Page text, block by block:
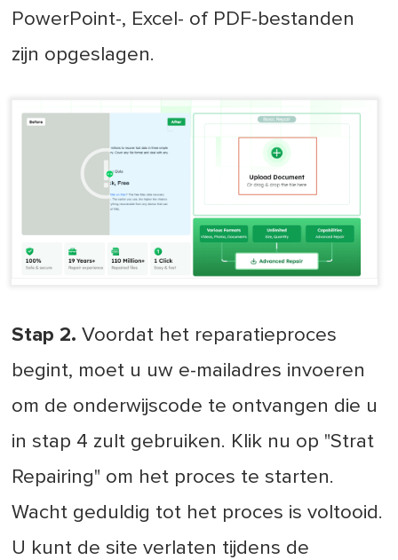
PowerPoint-, Excel- of PDF-bestanden
zijn opgeslagen.
Stap 2. Voordat het reparatieproces
begint, moet u uw e-mailadres invoeren
om de onderwijscode te ontvangen die u
in stap 4 zult gebruiken. Klik nu op "Strat
Repairing" om het proces te starten.
Wacht geduldig tot het proces is voltooid.
U kunt de site verlaten tijdens de